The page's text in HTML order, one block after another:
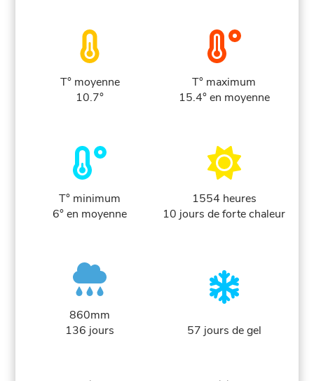
T° moyenne
10.7°
T° maximum
15.4° en moyenne
T° minimum
6° en moyenne
1554 heures
10 jours de forte chaleur
860mm
136 jours
57 jours de gel